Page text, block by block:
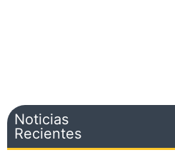
Noticias
Recientes